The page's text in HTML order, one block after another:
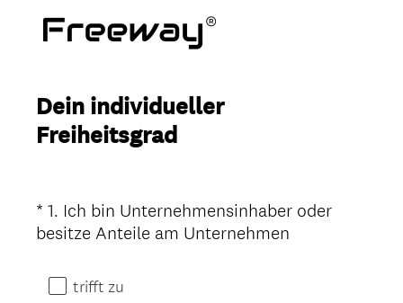
Dein individueller
Freiheitsgrad
Question
Title
* 1. Ich bin Unternehmensinhaber oder
besitze Anteile am Unternehmen
trifft zu